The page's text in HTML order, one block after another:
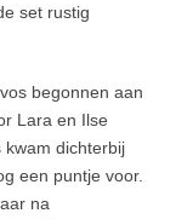
set rustig
begonnen aan
Lara en Ilse
kwam dichterbij
een puntje voor.
na